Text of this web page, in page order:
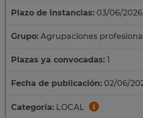
Plazo de instancias: 03/06/
Grupo: Agrupaciones
Plazas ya convocadas: 1
Fecha de publicación: 02/06/
Categoría: LOCAL